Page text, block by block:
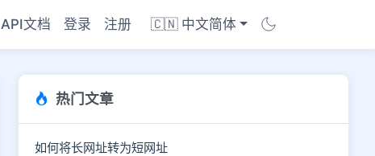
API文档 登录 注册 🇨🇳 中文简体
热门文章
如何将长网址转为短网址